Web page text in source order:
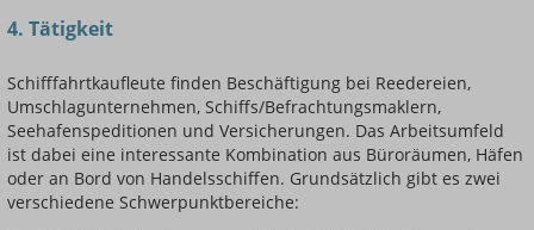
4. Tätigkeit
Schifffahrtkaufleute finden Beschäftigung bei Reedereien,
Umschlagunternehmen, Schiffs/Befrachtungsmaklern,
Seehafenspeditionen und Versicherungen. Das Arbeitsumfeld
ist dabei eine interessante Kombination aus Büroräumen, Häfen
oder an Bord von Handelsschiffen. Grundsätzlich gibt es zwei
verschiedene Schwerpunktbereiche: